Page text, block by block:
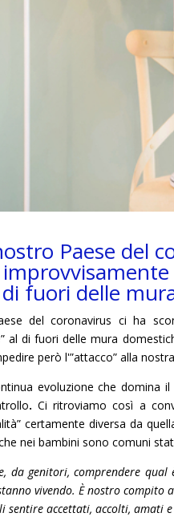
Paese del
di fuori delle
del coronavirus ci ha
al di fuori delle mura
però l'”attacco” alla
evoluzione che domina
. Ci ritroviamo così a
certamente diversa da
nei bambini sono comuni
da genitori, comprendere
vivendo. È nostro
sentire accettati, accolti, amati